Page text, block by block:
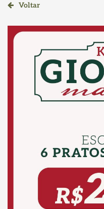
Voltar